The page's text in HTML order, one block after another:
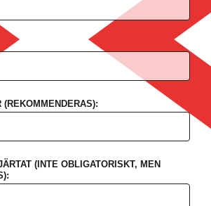
(REKOMMENDERAS):
(INTE OBLIGATORISKT, MEN